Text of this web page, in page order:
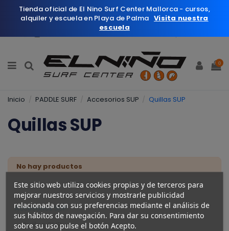
0
Inicio PADDLE SURF Accesorios SUP Quillas SUP
Quillas SUP
No hay productos
Accesorios SUP
Quillas SUP
Este sitio web utiliza cookies propias y de terceros para
mejorar nuestros servicios y mostrarle publicidad
relacionada con sus preferencias mediante el análisis de
sus hábitos de navegación. Para dar su consentimiento
sobre su uso pulse el botón Acepto.
Tienda oficial de El Nino Surf Center Mallorca - cursos,
alquiler y escuela en Playa de Palma Visita nuestra
escuela